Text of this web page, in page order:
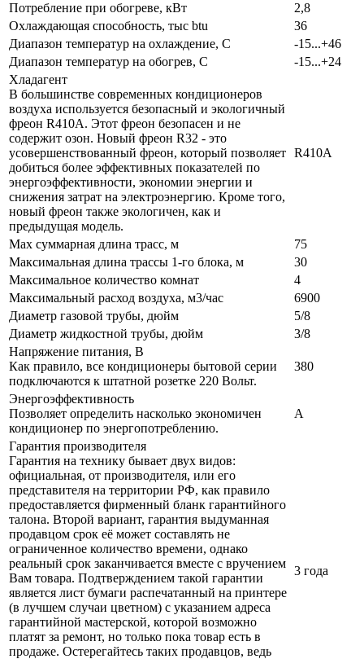
Потребление при обогреве, кВт
2,8
Охлаждающая способность, тыс btu
36
Диапазон температур на охлаждение, С
-15...+46
Диапазон температур на обогрев, С
-15...+24
Хладагент
В большинстве современных кондиционеров
воздуха используется безопасный и экологичный
фреон R410A. Этот фреон безопасен и не
содержит озон. Новый фреон R32 - это
усовершенствованный фреон, который позволяет
добиться более эффективных показателей по
энергоэффективности, экономии энергии и
снижения затрат на электроэнергию. Кроме того,
новый фреон также экологичен, как и
предыдущая модель.
R410A
Max суммарная длина трасс, м
75
Максимальная длина трассы 1-го блока, м
30
Максимальное количество комнат
4
Максимальный расход воздуха, м3/час
6900
Диаметр газовой трубы, дюйм
5/8
Диаметр жидкостной трубы, дюйм
3/8
Напряжение питания, В
Как правило, все кондиционеры бытовой серии
подключаются к штатной розетке 220 Вольт.
380
Энергоэффективность
Позволяет определить насколько экономичен
кондиционер по энергопотреблению.
A
Гарантия производителя
Гарантия на технику бывает двух видов:
официальная, от производителя, или его
представителя на территории РФ, как правило
предоставляется фирменный бланк гарантийного
талона. Второй вариант, гарантия выдуманная
продавцом срок её может составлять не
ограниченное количество времени, однако
реальный срок заканчивается вместе с вручением
Вам товара. Подтверждением такой гарантии
является лист бумаги распечатанный на принтере
(в лучшем случаи цветном) с указанием адреса
гарантийной мастерской, которой возможно
платят за ремонт, но только пока товар есть в
продаже. Остерегайтесь таких продавцов, ведь
3 года